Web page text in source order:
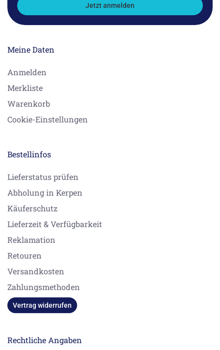
Jetzt anmelden
Meine Daten
Anmelden
Merkliste
Warenkorb
Cookie-Einstellungen
Bestellinfos
Lieferstatus prüfen
Abholung in Kerpen
Käuferschutz
Lieferzeit & Verfügbarkeit
Reklamation
Retouren
Versandkosten
Zahlungsmethoden
Vertrag widerrufen
Rechtliche Angaben